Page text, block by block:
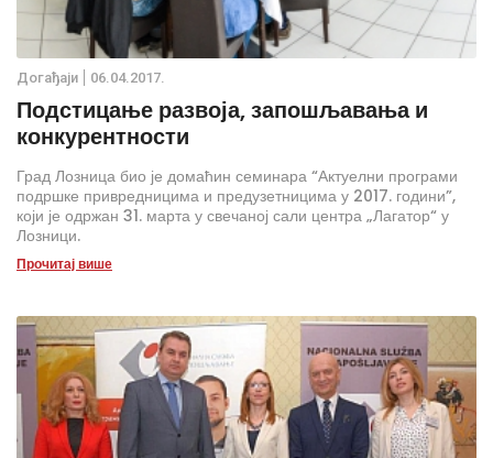
Дoгађаjи 06.04.2017.
Подстицање развоја, запошљавања и
конкурентности
Град Лозница био је домаћин семинара “Актуелни програми
подршке привредницима и предузетницима у 2017. години”,
који је одржан 31. марта у свечаној сали центра „Лагатор“ у
Лозници.
Прочитај више